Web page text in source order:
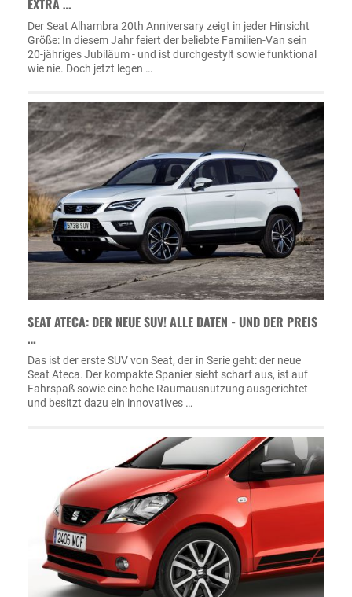
EXTRA …
Der Seat Alhambra 20th Anniversary zeigt in jeder Hinsicht
Größe: In diesem Jahr feiert der beliebte Familien-Van sein
20-jähriges Jubiläum - und ist durchgestylt sowie funktional
wie nie. Doch jetzt legen …
SEAT ATECA: DER NEUE SUV! ALLE DATEN - UND DER PREIS
…
Das ist der erste SUV von Seat, der in Serie geht: der neue
Seat Ateca. Der kompakte Spanier sieht scharf aus, ist auf
Fahrspaß sowie eine hohe Raumausnutzung ausgerichtet
und besitzt dazu ein innovatives …